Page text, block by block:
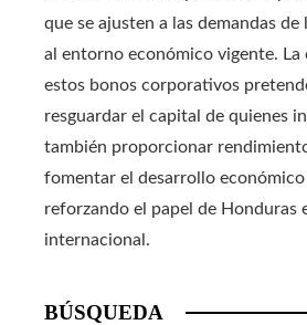
que se ajusten a las demandas
al entorno económico vigente. La
estos bonos corporativos
resguardar el capital de quienes
también proporcionar
fomentar el desarrollo económico
reforzando el papel de Honduras
internacional.
BÚSQUEDA